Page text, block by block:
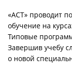
«АСТ» проводит
обучение на
Типовые
Завершив учебу
о новой